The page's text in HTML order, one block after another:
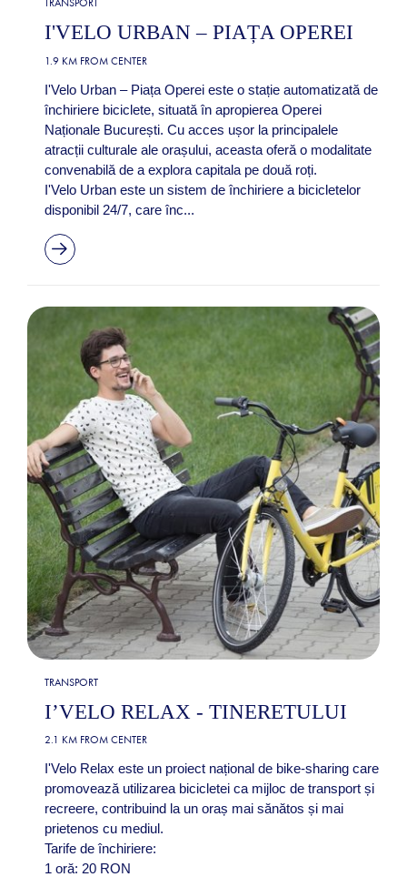
TRANSPORT
I'VELO URBAN – PIAȚA OPEREI
1.9 KM FROM CENTER
I'Velo Urban – Piața Operei este o stație automatizată de
închiriere biciclete, situată în apropierea Operei
Naționale București. Cu acces ușor la principalele
atracții culturale ale orașului, aceasta oferă o modalitate
convenabilă de a explora capitala pe două roți.
I'Velo Urban este un sistem de închiriere a bicicletelor
disponibil 24/7, care înc...
TRANSPORT
I’VELO RELAX - TINERETULUI
2.1 KM FROM CENTER
I'Velo Relax este un proiect național de bike-sharing care
promovează utilizarea bicicletei ca mijloc de transport și
recreere, contribuind la un oraș mai sănătos și mai
prietenos cu mediul.
Tarife de închiriere:
1 oră: 20 RON​